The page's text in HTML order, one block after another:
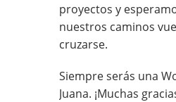
proyectos y
nuestros caminos
cruzarse.
Siempre serás una
Juana. ¡Muchas